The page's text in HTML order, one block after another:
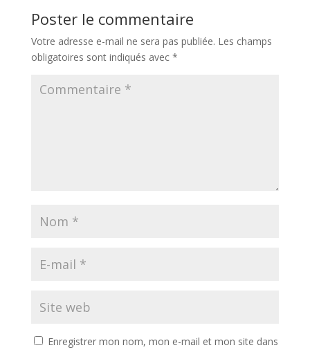
Poster le commentaire
Votre adresse e-mail ne sera pas publiée. Les champs
obligatoires sont indiqués avec *
Enregistrer mon nom, mon e-mail et mon site dans